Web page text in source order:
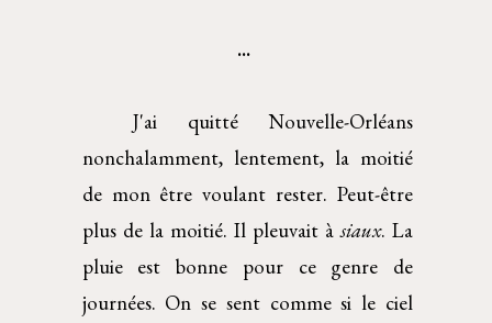
...
J'ai quitté Nouvelle-Orléans
nonchalamment, lentement, la moitié
de mon être voulant rester. Peut-être
plus de la moitié. Il pleuvait àsiaux. La
pluie est bonne pour ce genre de
journées. On se sent comme si le ciel